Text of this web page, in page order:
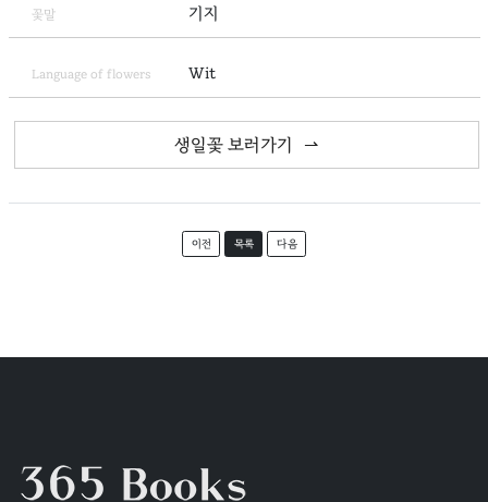
꽃말 기지
Language of flowers Wit
생일꽃 보러가기
이전 목록 다음